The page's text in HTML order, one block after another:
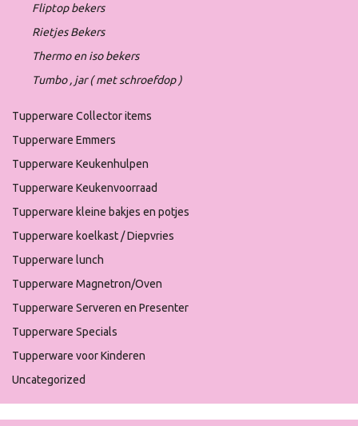
Fliptop bekers
Rietjes Bekers
Thermo en iso bekers
Tumbo , jar ( met schroefdop )
Tupperware Collector items
Tupperware Emmers
Tupperware Keukenhulpen
Tupperware Keukenvoorraad
Tupperware kleine bakjes en potjes
Tupperware koelkast / Diepvries
Tupperware lunch
Tupperware Magnetron/Oven
Tupperware Serveren en Presenter
Tupperware Specials
Tupperware voor Kinderen
Uncategorized